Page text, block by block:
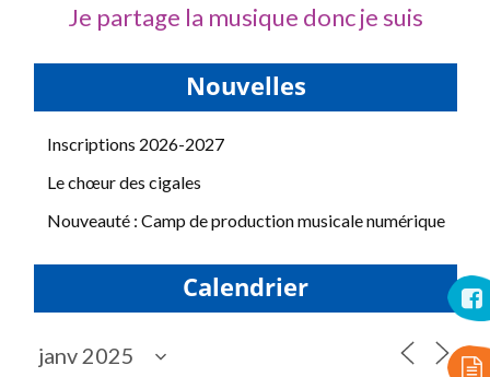
Je partage la musique donc je suis
Nouvelles
Inscriptions 2026-2027
Le chœur des cigales
Nouveauté : Camp de production musicale numérique
Calendrier